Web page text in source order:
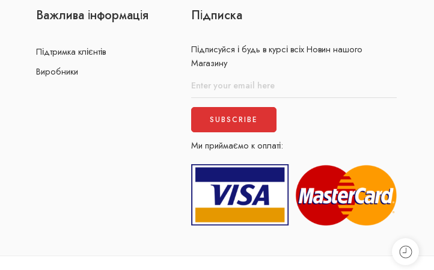
Важлива інформація
Підтримка клієнтів
Виробники
Підписка
Підписуйся і будь в курсі всіх Новин нашого
Магазину
Ми приймаємо к оплаті: